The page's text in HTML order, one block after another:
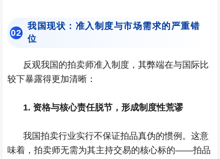
02
我国现状：准入制度与市场需求的严重错
位
反观我国的拍卖师准入制度，其弊端在与国际比
较下暴露得更加清晰：
1. 资格与核心责任脱节，形成制度性荒谬
我国拍卖行业实行不保证拍品真伪的惯例。这意
味着，拍卖师无需为其主持交易的核心标的——拍品